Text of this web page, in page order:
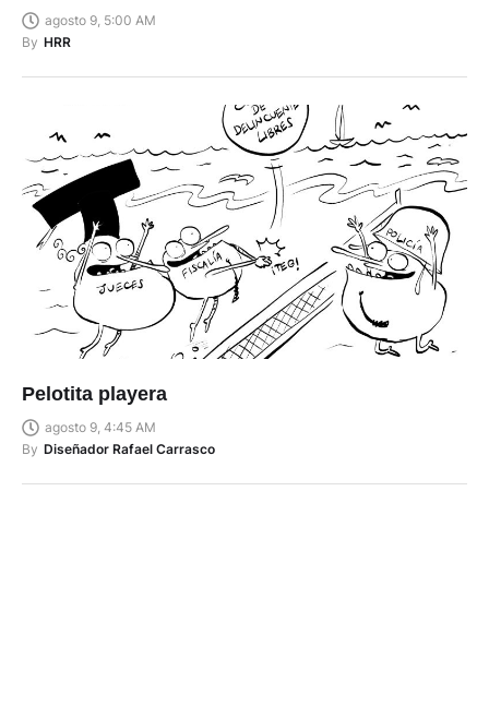
agosto 9, 5:00 AM
By HRR
Pelotita playera
agosto 9, 4:45 AM
By Diseñador Rafael Carrasco